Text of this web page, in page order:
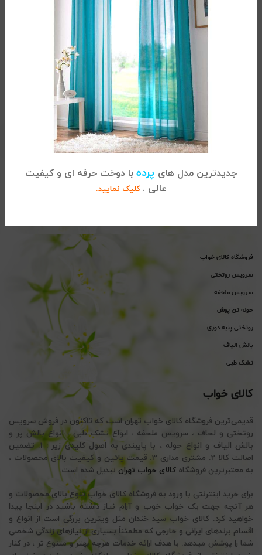
جدیدترین مدل های پرده با دوخت حرفه ای و کیفیت
عالی . کلیک نمایید.
تماس با کالای خواب
خواجه عبداله انصاری ، پلاک 915
02122864681
فروشگاه کالای خواب
سرویس روتختی
سرویس ملحفه
حوله تن پوش
روتختی پنبه دوزی
بالش الیاف
تشک طبی
کالای خواب
قدیمی‌ترین فروشگاه کالای خواب تهران است که تاکنون در فروش سرویس
روتختی و لحاف ، سرویس ملحفه ، انواع تشک طبی ، انواع بالش پر و
بالش الیاف و انواع حوله ، با پایبندی به اصول کلیدی زیر : 1. تضمین
اصالت کالا 2. مشتری مداری 3. قیمت پائین و کیفیت بالای محصولات ،
به معتبرترین فروشگاه کالای خواب تهران تبدیل شده است.
برای خرید اینترنتی با ورود به فروشگاه کالای خواب تنوع بالای محصولات و
هر آنچه جهت یک خواب خوب و آرام نیاز داشته باشید در اینجا پیدا
خواهید کرد. کالای خواب سید خندان مثل ویترین بزرگی است از انواع و
اقسام برندهای ایرانی و خارجی که مطمئناً بسیاری از نیازهای زندگی شخصی
شما را پوشش میدهد. با هدف ارائه خدمات هرچه بهتر و متنوع تر ، در کنار